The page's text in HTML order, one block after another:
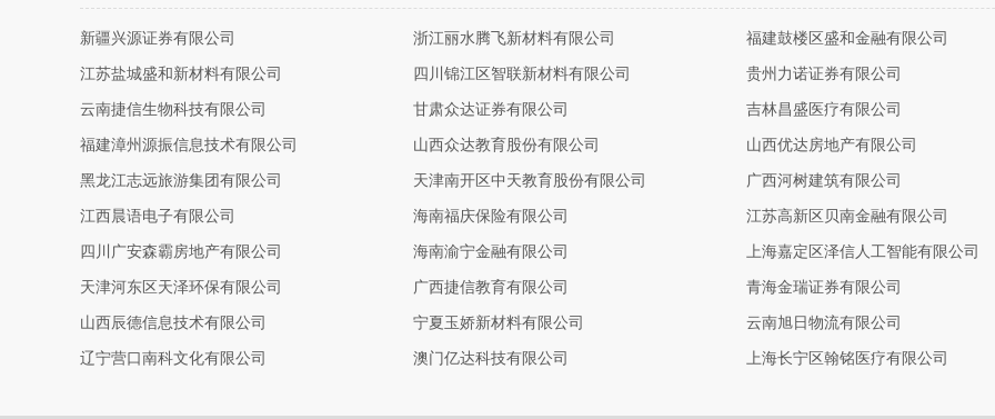
新疆兴源证券有限公司 浙江丽水腾飞新材料有限公司 福建鼓楼区盛和金融有限公司
江苏盐城盛和新材料有限公司 四川锦江区智联新材料有限公司 贵州力诺证券有限公司
云南捷信生物科技有限公司 甘肃众达证券有限公司 吉林昌盛医疗有限公司
福建漳州源振信息技术有限公司 山西众达教育股份有限公司 山西优达房地产有限公司
黑龙江志远旅游集团有限公司 天津南开区中天教育股份有限公司 广西河树建筑有限公司
江西晨语电子有限公司 海南福庆保险有限公司 江苏高新区贝南金融有限公司
四川广安森霸房地产有限公司 海南渝宁金融有限公司 上海嘉定区泽信人工智能有限公司
天津河东区天泽环保有限公司 广西捷信教育有限公司 青海金瑞证券有限公司
山西辰德信息技术有限公司 宁夏玉娇新材料有限公司 云南旭日物流有限公司
辽宁营口南科文化有限公司 澳门亿达科技有限公司 上海长宁区翰铭医疗有限公司